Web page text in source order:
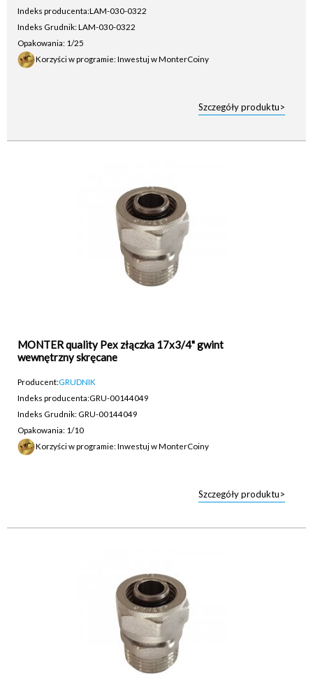
Indeks producenta:LAM-030-0322
Indeks Grudnik: LAM-030-0322
Opakowania: 1/25
Korzyści w programie: Inwestuj w MonterCoiny
Szczegóły produktu>
MONTER quality Pex złączka 17x3/4" gwint
wewnętrzny skręcane
Producent:GRUDNIK
Indeks producenta:GRU-00144049
Indeks Grudnik: GRU-00144049
Opakowania: 1/10
Korzyści w programie: Inwestuj w MonterCoiny
Szczegóły produktu>